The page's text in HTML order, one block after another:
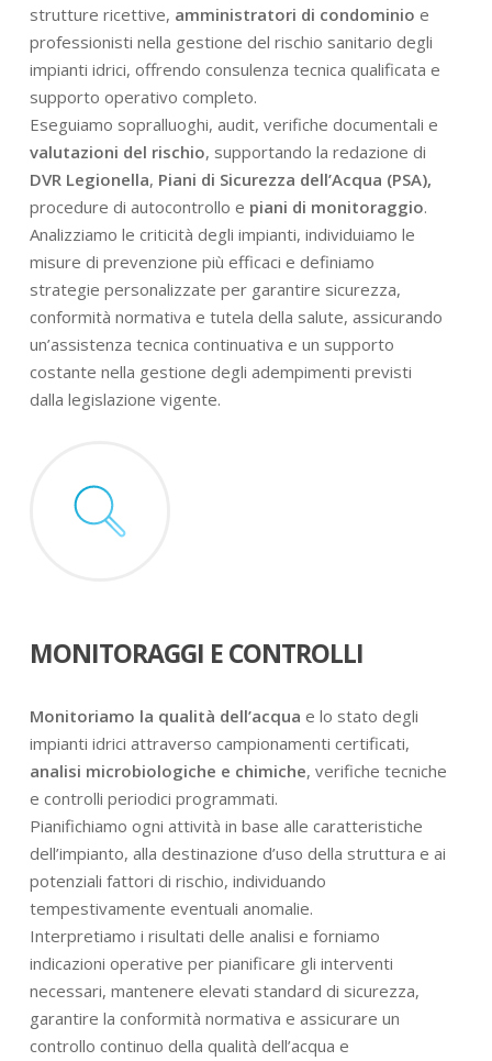
strutture ricettive, amministratori di condominio e
professionisti nella gestione del rischio sanitario degli
impianti idrici, offrendo consulenza tecnica qualificata e
supporto operativo completo.
Eseguiamo sopralluoghi, audit, verifiche documentali e
valutazioni del rischio, supportando la redazione di
DVR Legionella, Piani di Sicurezza dell’Acqua (PSA),
procedure di autocontrollo e piani di monitoraggio.
Analizziamo le criticità degli impianti, individuiamo le
misure di prevenzione più efficaci e definiamo
strategie personalizzate per garantire sicurezza,
conformità normativa e tutela della salute, assicurando
un’assistenza tecnica continuativa e un supporto
costante nella gestione degli adempimenti previsti
dalla legislazione vigente.
MONITORAGGI E CONTROLLI
Monitoriamo la qualità dell’acqua e lo stato degli
impianti idrici attraverso campionamenti certificati,
analisi microbiologiche e chimiche, verifiche tecniche
e controlli periodici programmati.
Pianifichiamo ogni attività in base alle caratteristiche
dell’impianto, alla destinazione d’uso della struttura e ai
potenziali fattori di rischio, individuando
tempestivamente eventuali anomalie.
Interpretiamo i risultati delle analisi e forniamo
indicazioni operative per pianificare gli interventi
necessari, mantenere elevati standard di sicurezza,
garantire la conformità normativa e assicurare un
controllo continuo della qualità dell’acqua e